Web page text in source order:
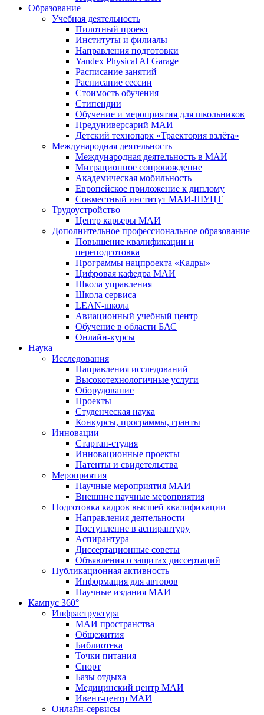
Образование
Учебная деятельность
Пилотный проект
Институты и филиалы
Направления подготовки
Yandex Physical AI Garage
Расписание занятий
Расписание сессии
Стоимость обучения
Стипендии
Обучение и мероприятия для школьников
Предуниверсарий МАИ
Детский технопарк «Траектория взлёта»
Международная деятельность
Международная деятельность в МАИ
Миграционное сопровождение
Академическая мобильность
Европейское приложение к диплому
Совместный институт МАИ-ШУЦТ
Трудоустройство
Центр карьеры МАИ
Дополнительное профессиональное образование
Повышение квалификации и
переподготовка
Программы нацпроекта «Кадры»
Цифровая кафедра МАИ
Школа управления
Школа сервиса
LEAN-школа
Авиационный учебный центр
Обучение в области БАС
Онлайн-курсы
Наука
Исследования
Направления исследований
Высокотехнологичные услуги
Оборудование
Проекты
Студенческая наука
Конкурсы, программы, гранты
Инновации
Стартап-студия
Инновационные проекты
Патенты и свидетельства
Мероприятия
Научные мероприятия МАИ
Внешние научные мероприятия
Подготовка кадров высшей квалификации
Направления деятельности
Поступление в аспирантуру
Аспирантура
Диссертационные советы
Объявления о защитах диссертаций
Публикационная активность
Информация для авторов
Научные издания МАИ
Кампус 360°
Инфраструктура
МАИ пространства
Общежития
Библиотека
Точки питания
Спорт
Базы отдыха
Медицинский центр МАИ
Ивент-центр МАИ
Онлайн-сервисы